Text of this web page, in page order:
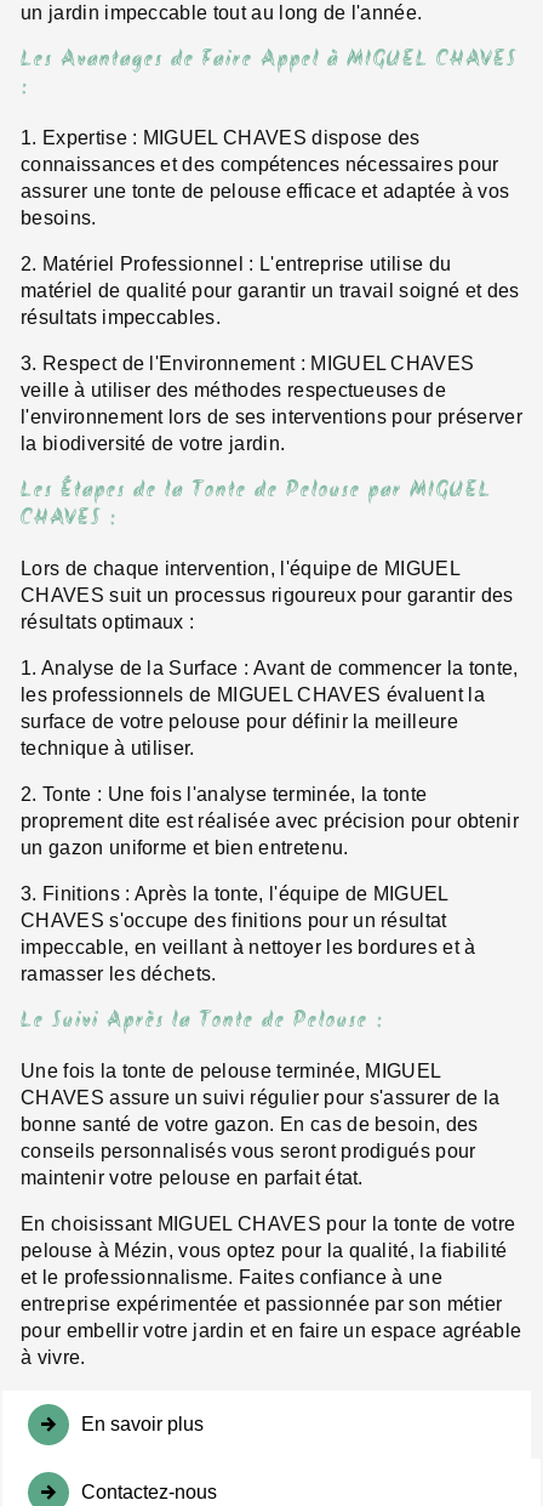
un jardin impeccable tout au long de l'année.
Les Avantages de Faire Appel à MIGUEL CHAVES
:
1. Expertise : MIGUEL CHAVES dispose des
connaissances et des compétences nécessaires pour
assurer une tonte de pelouse efficace et adaptée à vos
besoins.
2. Matériel Professionnel : L'entreprise utilise du
matériel de qualité pour garantir un travail soigné et des
résultats impeccables.
3. Respect de l'Environnement : MIGUEL CHAVES
veille à utiliser des méthodes respectueuses de
l'environnement lors de ses interventions pour préserver
la biodiversité de votre jardin.
Les Étapes de la Tonte de Pelouse par MIGUEL
CHAVES :
Lors de chaque intervention, l'équipe de MIGUEL
CHAVES suit un processus rigoureux pour garantir des
résultats optimaux :
1. Analyse de la Surface : Avant de commencer la tonte,
les professionnels de MIGUEL CHAVES évaluent la
surface de votre pelouse pour définir la meilleure
technique à utiliser.
2. Tonte : Une fois l'analyse terminée, la tonte
proprement dite est réalisée avec précision pour obtenir
un gazon uniforme et bien entretenu.
3. Finitions : Après la tonte, l'équipe de MIGUEL
CHAVES s'occupe des finitions pour un résultat
impeccable, en veillant à nettoyer les bordures et à
ramasser les déchets.
Le Suivi Après la Tonte de Pelouse :
Une fois la tonte de pelouse terminée, MIGUEL
CHAVES assure un suivi régulier pour s'assurer de la
bonne santé de votre gazon. En cas de besoin, des
conseils personnalisés vous seront prodigués pour
maintenir votre pelouse en parfait état.
En choisissant MIGUEL CHAVES pour la tonte de votre
pelouse à Mézin, vous optez pour la qualité, la fiabilité
et le professionnalisme. Faites confiance à une
entreprise expérimentée et passionnée par son métier
pour embellir votre jardin et en faire un espace agréable
à vivre.
En savoir plus
Contactez-nous